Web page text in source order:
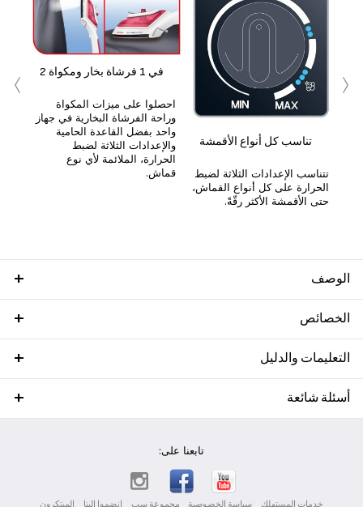
2 في 1 فرشاة بخار ومكواة
احصلوا على ميزات المكواة
وراحة الفرشاة البخارية في جهاز
واحد بفضل القاعدة الحامية
والإعدادات الثلاثة لضبط
الحرارة، الملائمة لأي نوع
قماش.
تناسب كل أنواع الأقمشة
تتناسب الإعدادات الثلاثة لضبط
الحرارة على كل أنواع القماش،
حتى الأقمشة الأكثر رقّةً.
‹ ›
الوصف
الخصائص
التعليمات والدليل
أسئلة شائعة
تابعنا على:
خدمات المستهلك سياسة الخصوصية مجموعة سب انضموا إلينا المبتكرون